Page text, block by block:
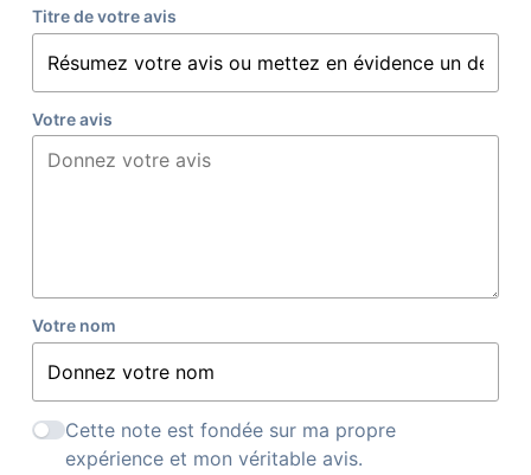
Titre de votre avis
Votre avis
Votre nom
Cette note est fondée sur ma propre
expérience et mon véritable avis.